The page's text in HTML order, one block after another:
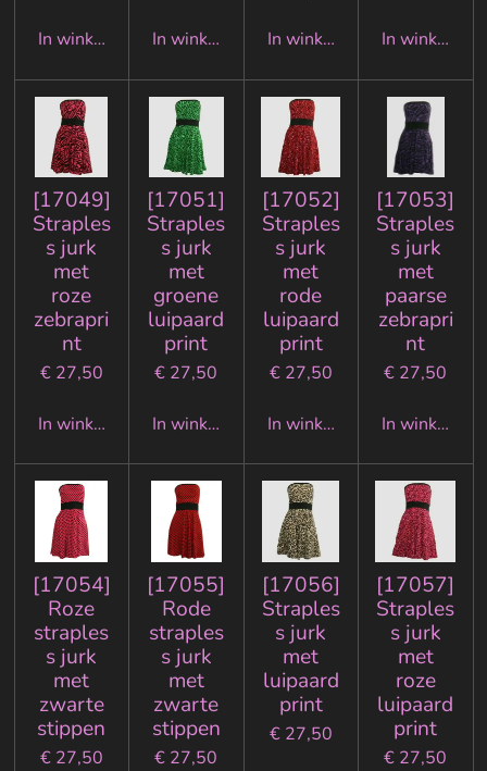
In winkelwagenIn winkelwagenIn winkelwagenIn
[17049]
Straples
s jurk
met
roze
zebrapri
nt
€ 27,50
In winkelwagen
[17051]
Straples
s jurk
met
groene
luipaard
print
€ 27,50
In winkelwagen
[17052]
Straples
s jurk
met
rode
luipaard
print
€ 27,50
In winkelwagen
[17053]
Straples
s jurk
met
paarse
zebrapri
nt
€ 27,50
In
[17054]
Roze
straples
s jurk
met
zwarte
stippen
€ 27,50
[17055]
Rode
straples
s jurk
met
zwarte
stippen
€ 27,50
[17056]
Straples
s jurk
met
luipaard
print
€ 27,50
[17057]
Straples
s jurk
met
roze
luipaard
print
€ 27,50